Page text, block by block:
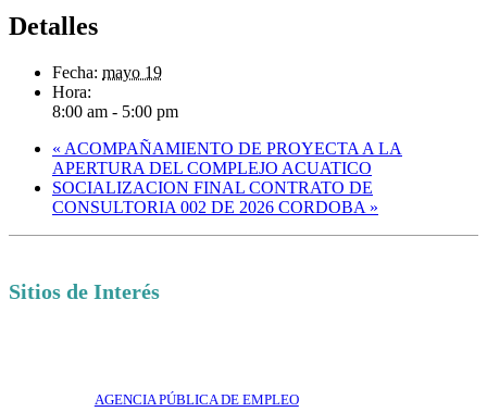
Detalles
Fecha: mayo 19
Hora:
8:00 am - 5:00 pm
« ACOMPAÑAMIENTO DE PROYECTA A LA
APERTURA DEL COMPLEJO ACUATICO
SOCIALIZACION FINAL CONTRATO DE
CONSULTORIA 002 DE 2026 CORDOBA »
Sitios de Interés
AGENCIA PÚBLICA DE EMPLEO